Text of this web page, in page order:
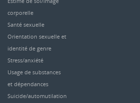
corporelle
Santé sexuelle
Orientation sexuelle et
identité de genre
Stress/anxiété
Usage de substances
et dépendances
Suicide/automutilation